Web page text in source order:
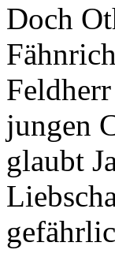
Doch
jungen
glaubt